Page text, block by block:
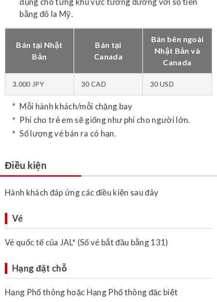
bằng đô la Mỹ.
Bán tại Nhật
Bản
Bán tại
Canada
Bán bên ngoài
Nhật Bản và
Canada
3.000 JPY 30 CAD 30 USD
Mỗi hành khách/mỗi chặng bay
Phí cho trẻ em sẽ giống như phí cho người lớn.
Số lượng vé bán ra có hạn.
Điều kiện
Hành khách đáp ứng các điều kiện sau đây
Vé
Vé quốc tế của JAL* (Số vé bắt đầu bằng 131)
Hạng đặt chỗ
Hạng Phổ thông hoặc Hạng Phổ thông đặc biệt